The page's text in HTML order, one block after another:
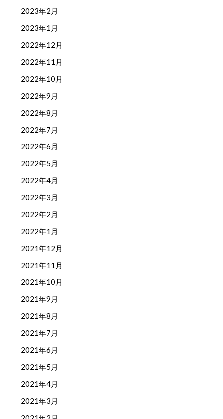
2023年2月
2023年1月
2022年12月
2022年11月
2022年10月
2022年9月
2022年8月
2022年7月
2022年6月
2022年5月
2022年4月
2022年3月
2022年2月
2022年1月
2021年12月
2021年11月
2021年10月
2021年9月
2021年8月
2021年7月
2021年6月
2021年5月
2021年4月
2021年3月